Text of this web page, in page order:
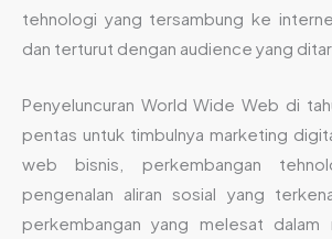
tehnologi yang tersambung ke
dan terturut dengan audience yang
Penyeluncuran World Wide Web di
pentas untuk timbulnya marketing
web bisnis, perkembangan
pengenalan aliran sosial yang
perkembangan yang melesat dalam